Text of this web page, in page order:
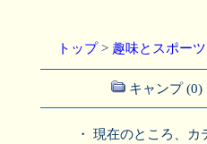
トップ> 趣味とスポーツ
キャンプ (0)
・ 現在のところ、カ